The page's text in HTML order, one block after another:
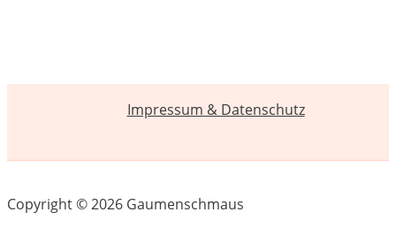
Impressum & Datenschutz
Copyright © 2026 Gaumenschmaus